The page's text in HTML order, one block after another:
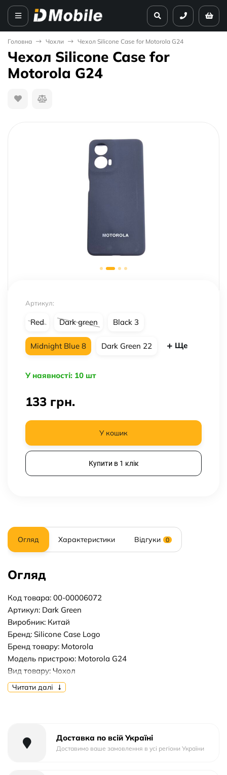
Головна Чохли Чехол Silicone Case for Motorola G24
Чехол Silicone Case for
Motorola G24
Артикул:
Red Dark green Black 3
Midnight Blue 8 Dark Green 22 Ще
У наявності: 10 шт
133 грн.
У кошик
Купити в 1 клік
Огляд Характеристики Відгуки 0
Огляд
Код товара: 00-00006072
Артикул: Dark Green
Виробник: Китай
Бренд: Silicone Case Logo
Бренд товару: Motorola
Модель пристрою: Motorola G24
Вид товару: Чохол
Форм-фактор: Накладка
Тип матеріалу: Силікон
Читати далі
Доставка по всій Україні
Доставимо ваше замовлення в усі регіони України